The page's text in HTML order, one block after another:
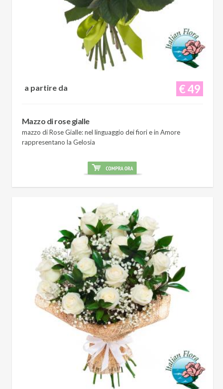
€ 49
a partire da
Mazzo di rose gialle
mazzo di Rose Gialle: nel linguaggio dei fiori e in Amore
rappresentano la Gelosia